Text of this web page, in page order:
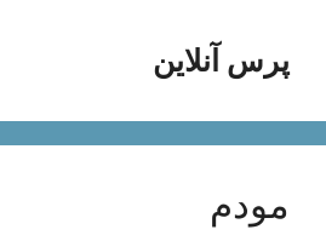
محتواپرس آنلاین
مودم